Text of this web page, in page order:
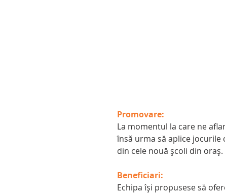
Promovare:
La momentul la care ne
însă urma să aplice jocurile
din cele nouă școli din oraș.
Beneficiari:
Echipa își propusese să